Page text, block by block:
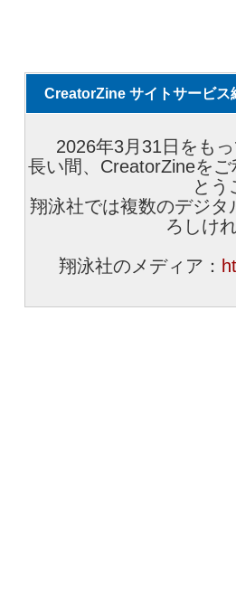
CreatorZine サイトサービス
2026年3月31日をも
長い間、CreatorZineを
とう
翔泳社では複数のデジ
ろしけ
翔泳社のメディア：